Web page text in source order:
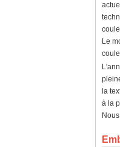
Le
la
à la